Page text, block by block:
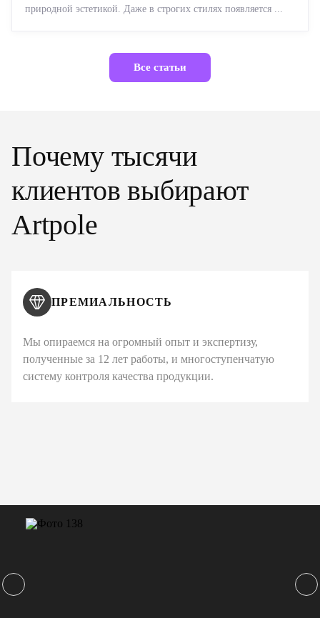
природной эстетикой. Даже в строгих стилях появляется ...
Все статьи
Почему тысячи
клиентов выбирают
Artpole
ПРЕМИАЛЬНОСТЬ
Мы опираемся на огромный опыт и экспертизу,
полученные за 12 лет работы, и многоступенчатую
систему контроля качества продукции.